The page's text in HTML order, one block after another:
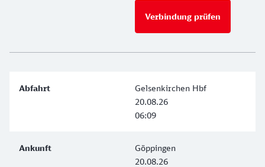
Verbindung prüfen
Gelsenkirchen Hbf
20.08.26
06:09
Göppingen
20.08.26